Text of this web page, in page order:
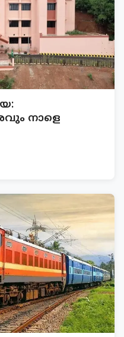
നാളെ